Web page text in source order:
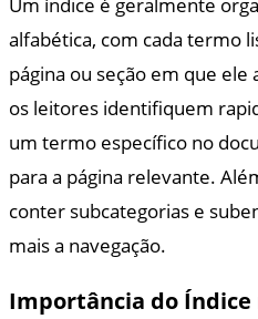
alfabética, com cada termo
página ou seção em que
os leitores identifiquem
um termo específico no
para a página relevante.
conter subcategorias e
mais a navegação.
Importância do Índice